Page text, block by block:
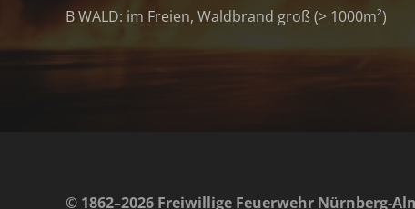
B WALD: im Freien, Waldbrand groß (> 1000m²)
© 1862–2026 Freiwillige Feuerwehr Nürnberg-